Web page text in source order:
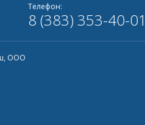
Телефон:
8 (383) 353-40-
ООО